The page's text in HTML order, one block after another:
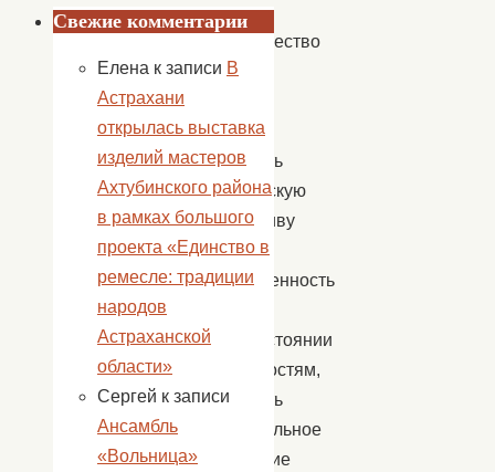
показать
преимущество
трезвого
жизни,
пробудить
гражданскую
инициативу
и
ответственность
противостоянии
зависимостям,
развивать
отрицательное
отношение
Свежие комментарии
Елена к записи В
Астрахани
открылась выставка
изделий мастеров
Ахтубинского района
в рамках большого
проекта «Единство в
ремесле: традиции
народов
Астраханской
области»
Сергей к записи
Ансамбль
«Вольница»